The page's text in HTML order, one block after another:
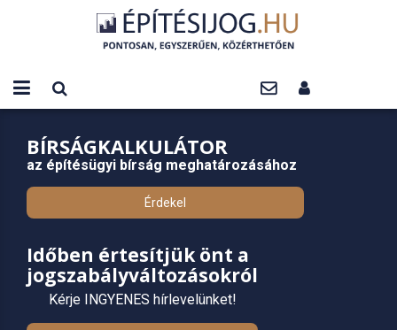
BÍRSÁGKALKULÁTOR
az építésügyi bírság meghatározásához
Érdekel
Időben értesítjük önt a
jogszabályváltozásokról
Kérje INGYENES hírlevelünket!